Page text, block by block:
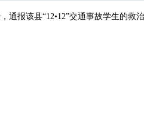
该县“12•12”交通事故学生的救